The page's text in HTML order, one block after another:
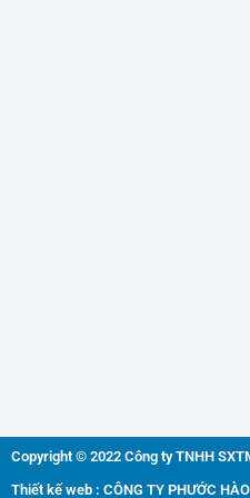
Copyright © 2022 Công ty TNHH
Thiết kế web : CÔNG TY PHƯỚC HÀO